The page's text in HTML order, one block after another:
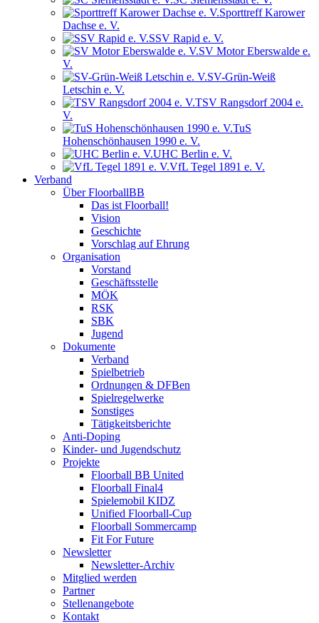
Sporttreff Karower
Dachse e. V.
SSV Rapid e. V.
SV Motor Eberswalde e.
V.
SV-Grün-Weiß
Letschin e. V.
TSV Rangsdorf 2004 e.
V.
TuS
Hohenschönhausen 1990 e. V.
UHC Berlin e. V.
VfL Tegel 1891 e. V.
Verband
Über FloorballBB
Das ist Floorball!
Vision
Geschichte
Vorschlag auf Ehrung
Organisation
Vorstand
Geschäftsstelle
MÖK
RSK
SBK
Jugend
Dokumente
Verband
Spielbetrieb
Ordnungen & DFBen
Spielregelwerke
Sonstiges
Tätigkeitsberichte
Anti-Doping
Kinder- und Jugendschutz
Projekte
Floorball BB United
Floorball Final4
Spielemobil KIDZ
Unified Floorball-Cup
Floorball Sommercamp
Fit For Future
Newsletter
Newsletter-Archiv
Mitglied werden
Partner
Stellenangebote
Kontakt